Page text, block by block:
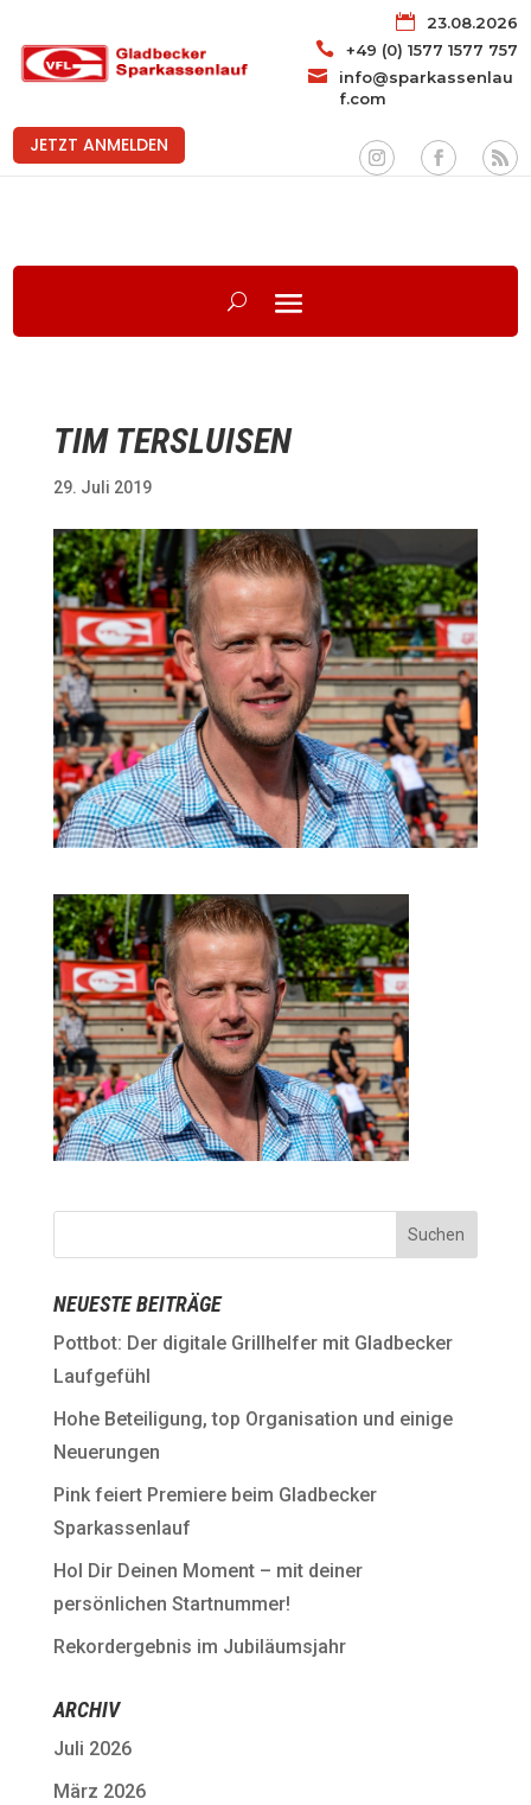

23.08.2026

+49 (0) 1577 1577 757

info@sparkassenlau
f.com
JETZT ANMELDEN
TIM TERSLUISEN
29. Juli 2019
NEUESTE BEITRÄGE
Pottbot: Der digitale Grillhelfer mit Gladbecker
Laufgefühl
Hohe Beteiligung, top Organisation und einige
Neuerungen
Pink feiert Premiere beim Gladbecker
Sparkassenlauf
Hol Dir Deinen Moment – mit deiner
persönlichen Startnummer!
Rekordergebnis im Jubiläumsjahr
ARCHIV
Juli 2026
März 2026